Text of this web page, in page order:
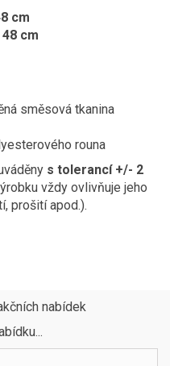
cm
cm
směsová tkanina
rouna
s tolerancí +/- 2
vždy ovlivňuje jeho
prošití apod.).
nabídek